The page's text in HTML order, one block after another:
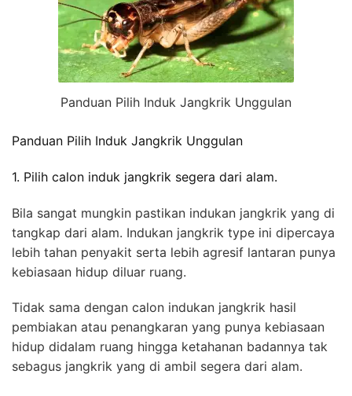
Panduan Pilih Induk Jangkrik Unggulan
Panduan Pilih Induk Jangkrik Unggulan
1. Pilih calon induk jangkrik segera dari alam.
Bila sangat mungkin pastikan indukan jangkrik yang di
tangkap dari alam. Indukan jangkrik type ini dipercaya
lebih tahan penyakit serta lebih agresif lantaran punya
kebiasaan hidup diluar ruang.
Tidak sama dengan calon indukan jangkrik hasil
pembiakan atau penangkaran yang punya kebiasaan
hidup didalam ruang hingga ketahanan badannya tak
sebagus jangkrik yang di ambil segera dari alam.